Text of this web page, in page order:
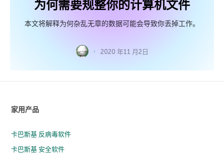
为何需要规整你的计算机文件
本文将解释为何杂乱无章的数据可能会导致你丢掉工作。
2020 年11 月2日
家用产品
卡巴斯基 反病毒软件
卡巴斯基 安全软件